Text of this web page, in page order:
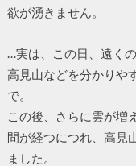
欲が湧きません。
…実は、この日、遠く
高見山などを分かりや
で。
この後、さらに雲が増
間が経つにつれ、高見
ました。